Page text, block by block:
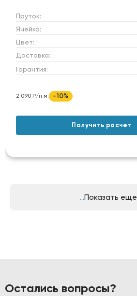
Пруток:
Ячейка:
Цвет:
Доставка:
Гарантия:
2 090 ₽/п.м. -10%
Получить расчет
Показать еще
Остались вопросы?